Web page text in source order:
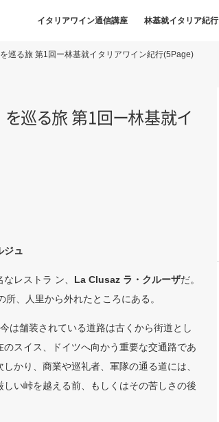
イタリアワイン通信講座 林基就イタリア紀行
巡る旅 第1回ー林基就イタリアワイン紀行(5Page)
を巡る旅 第1 回 ー林基就イ
ジュ
レストラ ン、 La Clusaz ラ・クルーザだ。
、人里から外れたところにある。
は舗装されている道路は古くから街道とし
スイス、ドイツへ向かう重要な交通路であ
かり、商業や巡礼者、軍隊の通る道には、
い峠を越える前、もしくはその苦しさの後